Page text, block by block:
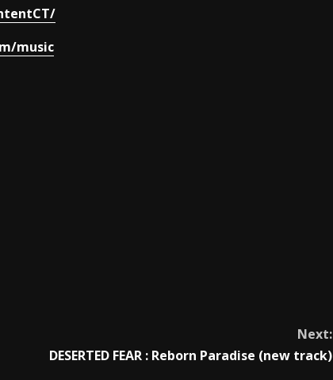
music
Next:
DESERTED FEAR : Reborn Paradise (new track)